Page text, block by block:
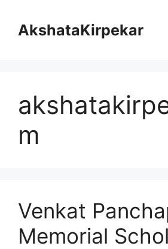
contentAkshataKirpekar
m
Venkat
Memorial